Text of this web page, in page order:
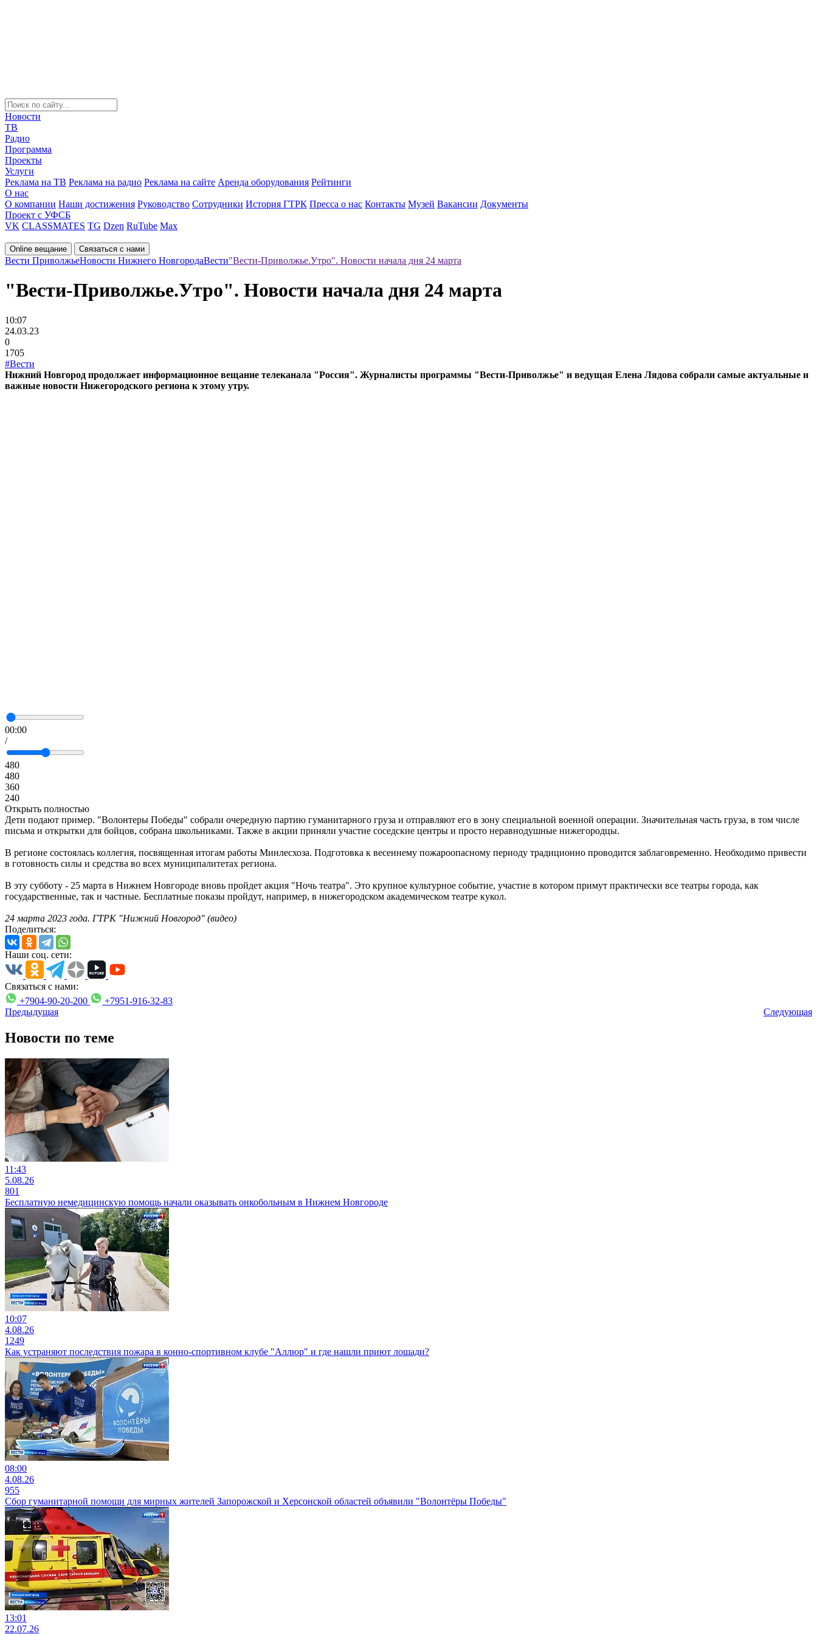
Новости
ТВ
Радио
Программа
Проекты
Услуги
Реклама на ТВ Реклама на радио Реклама на сайте Аренда оборудования Рейтинги
О нас
О компании Наши достижения Руководство Сотрудники История ГТРК Пресса о нас Контакты Музей Вакансии Документы
Проект с УФСБ
VK CLASSMATES TG Dzen RuTube Max
Online вещание Связаться с нами
Вести ПриволжьеНовости Нижнего НовгородаВести"Вести-Приволжье.Утро". Новости начала дня 24 марта
"Вести-Приволжье.Утро". Новости начала дня 24 марта
10:07
24.03.23
0
1705
#Вести
Нижний Новгород продолжает информационное вещание телеканала "Россия". Журналисты программы "Вести-Приволжье" и ведущая Елена Лядова собрали самые актуальные и
важные новости Нижегородского региона к этому утру.
00:00
/
480
480
360
240
Открыть полностью
Дети подают пример. "Волонтеры Победы" собрали очередную партию гуманитарного груза и отправляют его в зону специальной военной операции. Значительная часть груза, в том числе
письма и открытки для бойцов, собрана школьниками. Также в акции приняли участие соседские центры и просто неравнодушные нижегородцы.
В регионе состоялась коллегия, посвященная итогам работы Минлесхоза. Подготовка к весеннему пожароопасному периоду традиционно проводится заблаговременно. Необходимо привести
в готовность силы и средства во всех муниципалитетах региона.
В эту субботу - 25 марта в Нижнем Новгороде вновь пройдет акция "Ночь театра". Это крупное культурное событие, участие в котором примут практически все театры города, как
государственные, так и частные. Бесплатные показы пройдут, например, в нижегородском академическом театре кукол.
24 марта 2023 года. ГТРК "Нижний Новгород" (видео)
Поделиться:
Наши соц. сети:
Связаться с нами:
+7904-90-20-200
+7951-916-32-83
Предыдущая
Следующая
Новости по теме
11:43
5.08.26
801
Бесплатную немедицинскую помощь начали оказывать онкобольным в Нижнем Новгороде
10:07
4.08.26
1249
Как устраняют последствия пожара в конно-спортивном клубе "Аллюр" и где нашли приют лошади?
08:00
4.08.26
955
Сбор гуманитарной помощи для мирных жителей Запорожской и Херсонской областей объявили "Волонтёры Победы"
13:01
22.07.26